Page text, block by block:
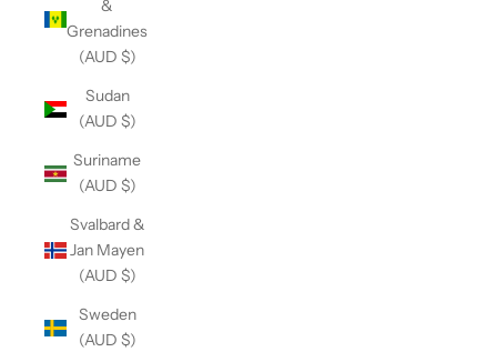
&
Grenadines
(AUD $)
Sudan
(AUD $)
Suriname
(AUD $)
Svalbard &
Jan Mayen
(AUD $)
Sweden
(AUD $)